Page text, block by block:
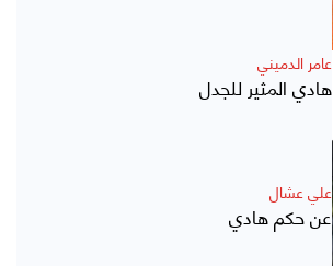
عامر الدميني
هادي المثير للجدل
علي عشال
عن حكم هادي